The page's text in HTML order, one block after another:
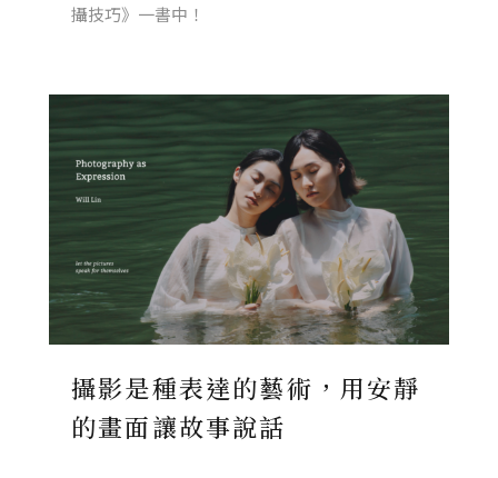
攝技巧》一書中！
攝影是種表達的藝術，用安靜
的畫面讓故事說話